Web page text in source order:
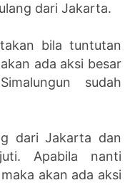
dari Jakarta.
bila tuntutan
ada aksi besar
sudah
dari Jakarta dan
Apabila nanti
akan ada aksi